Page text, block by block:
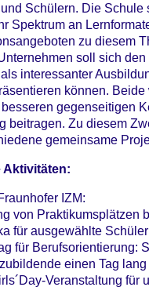
Schülern. Die Schule
Spektrum an
zu diesem
soll sich
interessanter
können.
gegenseitigen
beitragen. Zu diesem
gemeinsame
Aktivitäten:
IZM:
von Praktikumsplätzen
für ausgewählte Schüler
für Berufsorientierung:
einen Tag lang
Veranstaltung für